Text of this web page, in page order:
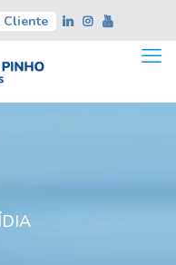
Cliente